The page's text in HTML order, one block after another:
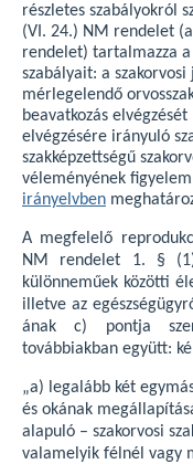
részletes szabályokról
(VI. 24.) NM rendelet
rendelet) tartalmazza
szabályait: a
mérlegelendő
beavatkozás
elvégzésére irányuló
szakképzettségű
véleményének
irányelvben
A megfelelő
NM rendelet 1. § (1)
különneműek közötti
illetve az
ának c) pontja
továbbiakban együtt:
„a) legalább két
és okának
alapuló – szakorvosi
valamelyik félnél vagy